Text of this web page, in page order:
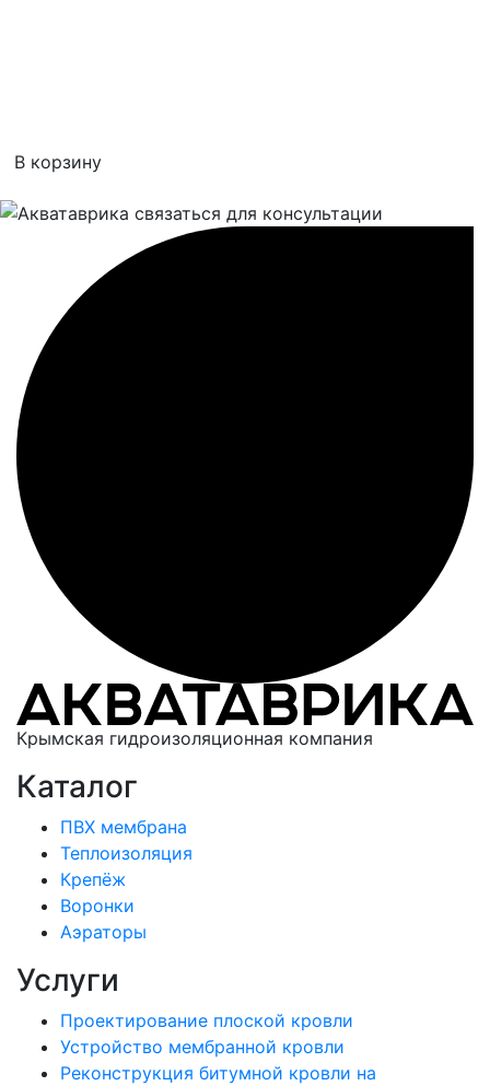
В корзину
Крымская гидроизоляционная компания
Каталог
ПВХ мембрана
Теплоизоляция
Крепёж
Воронки
Аэраторы
Услуги
Проектирование плоской кровли
Устройство мембранной кровли
Реконструкция битумной кровли на